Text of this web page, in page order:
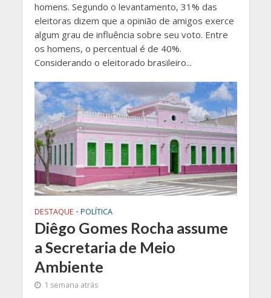
homens. Segundo o levantamento, 31% das
eleitoras dizem que a opinião de amigos exerce
algum grau de influência sobre seu voto. Entre
os homens, o percentual é de 40%.
Considerando o eleitorado brasileiro...
DESTAQUE • POLÍTICA
Diêgo Gomes Rocha assume
a Secretaria de Meio
Ambiente
1 semana atrás